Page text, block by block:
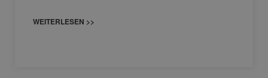
WEITERLESEN >>